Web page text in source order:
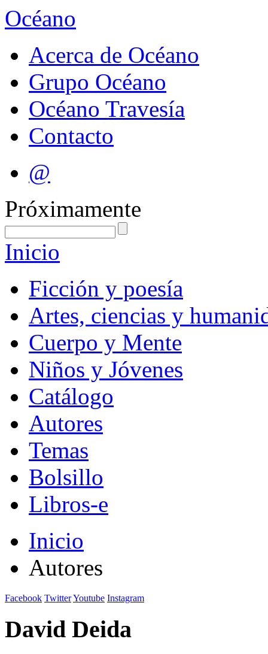
Océano
Acerca de Océano
Grupo Océano
Océano Travesía
Contacto
@
Próximamente
Inicio
Ficción y poesía
Artes, ciencias y
Cuerpo y Mente
Niños y Jóvenes
Catálogo
Autores
Temas
Bolsillo
Libros-e
Inicio
Autores
Facebook TwitterYoutube Instagram
David Deida